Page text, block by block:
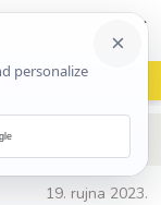
woot?!
19. rujna 2023.